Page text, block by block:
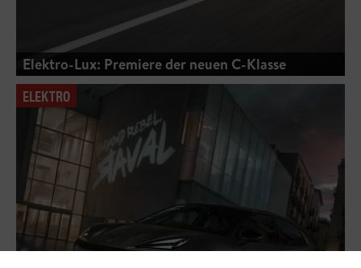
Elektro-Lux: Premiere der neuen C-Klasse
ELEKTRO